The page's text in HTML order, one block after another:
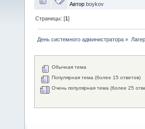
Автор boykov
Страницы: [1]
День системного администратора »
Обычная тема
Популярная тема (более 15 ответов)
Очень популярная тема (более 25